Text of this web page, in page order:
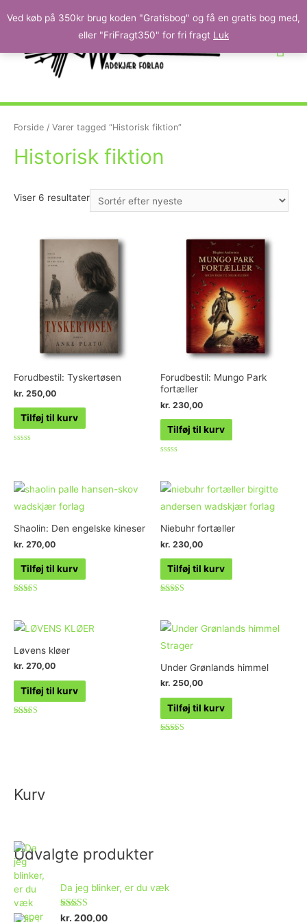
Ved køb på 350kr brug koden "Gratisbog" og få en gratis bog med,
eller "FriFragt350" for fri fragt Luk
Forside / Varer tagged “Historisk fiktion”
Historisk fiktion
Viser 6 resultater
Forudbestil: Tyskertøsen
kr. 250,00
Tilføj til kurv
5
Forudbestil: Mungo Park
fortæller
kr. 230,00
Tilføj til kurv
af
5
Shaolin: Den engelske kineser
kr. 270,00
Tilføj til kurv
Niebuhr fortæller
kr. 230,00
Tilføj til kurv
Løvens kløer
kr. 270,00
Tilføj til kurv
Under Grønlands himmel
kr. 250,00
Tilføj til kurv
Kurv
Udvalgte produkter
Da jeg blinker, er du væk
Vurderet
kr. 200,00